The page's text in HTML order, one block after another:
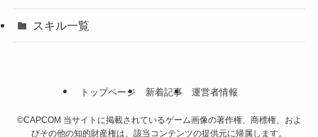
スキル一覧
トップページ 新着記事 運営者情報
©CAPCOM 当サイトに掲載されているゲーム画像の著作権、商標権、およ
びその他の知的財産権は、該当コンテンツの提供元に帰属します。